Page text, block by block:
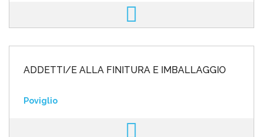
ADDETTI/E ALLA FINITURA E IMBALLAGGIO
Poviglio